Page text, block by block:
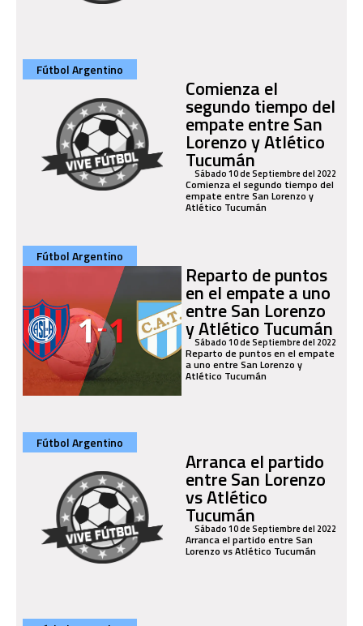
Fútbol Argentino
Comienza el
segundo tiempo del
empate entre San
Lorenzo y Atlético
Tucumán
Sábado 10 de Septiembre del 2022
Comienza el segundo tiempo del
empate entre San Lorenzo y
Atlético Tucumán
Fútbol Argentino
Reparto de puntos
en el empate a uno
entre San Lorenzo
y Atlético Tucumán
Sábado 10 de Septiembre del 2022
Reparto de puntos en el empate
a uno entre San Lorenzo y
Atlético Tucumán
Fútbol Argentino
Arranca el partido
entre San Lorenzo
vs Atlético
Tucumán
Sábado 10 de Septiembre del 2022
Arranca el partido entre San
Lorenzo vs Atlético Tucumán